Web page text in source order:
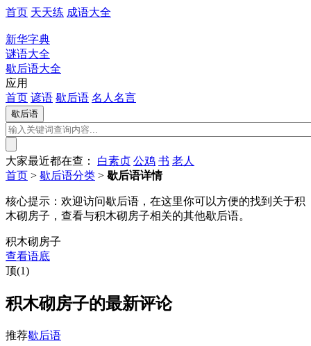
首页 天天练 成语大全
新华字典
谜语大全
歇后语大全
应用
首页 谚语 歇后语 名人名言
大家最近都在查： 白素贞 公鸡 书 老人
首页 > 歇后语分类 > 歇后语详情
核心提示： 欢迎访问歇后语，在这里你可以方便的找到关于积
木砌房子，查看与积木砌房子相关的其他歇后语。
积木砌房子
查看语底
顶(1)
积木砌房子的最新评论
推荐歇后语